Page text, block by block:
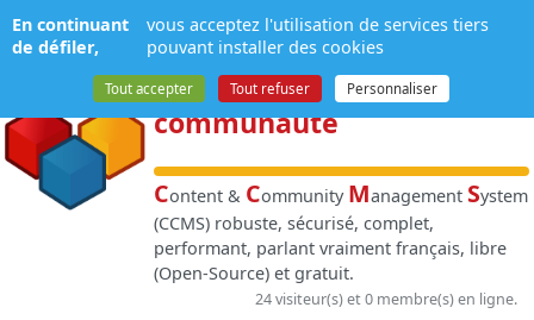
NPDS:Gestion de
contenuet de
communauté
Content & Community Management System
(CCMS) robuste, sécurisé, complet,
performant, parlant vraiment français, libre
(Open-Source) et gratuit.
24 visiteur(s) et 0 membre(s) en ligne.
Panneau de gestion des cookies
En continuant
de défiler,
vous acceptez l'utilisation de services tiers
pouvant installer des cookies
Tout accepter Tout refuser Personnaliser